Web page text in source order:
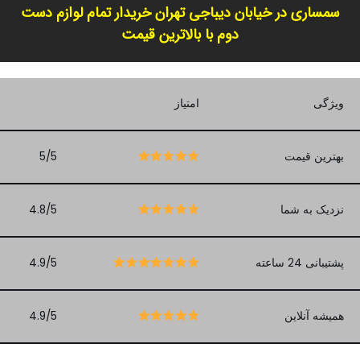
سمساری در خیابان دیباجی تهران خریدار تمام لوازم دست
دوم با بالاترین قیمت
ویژگی امتیاز
بهترین قیمت 5/5
نزدیک به شما 4.8/5
پشتیبانی 24 ساعته 4.9/5
همیشه آنلاین 4.9/5